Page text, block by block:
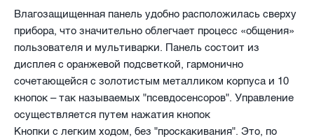
Влагозащищенная панель удобно расположилась сверху
прибора, что значительно облегчает процесс «общения»
пользователя и мультиварки. Панель состоит из
дисплея с оранжевой подсветкой, гармонично
сочетающейся с золотистым металликом корпуса и 10
кнопок – так называемых "псевдосенсоров". Управление
осуществляется путем нажатия кнопок
Кнопки с легким ходом, без "проскакивания". Это, по